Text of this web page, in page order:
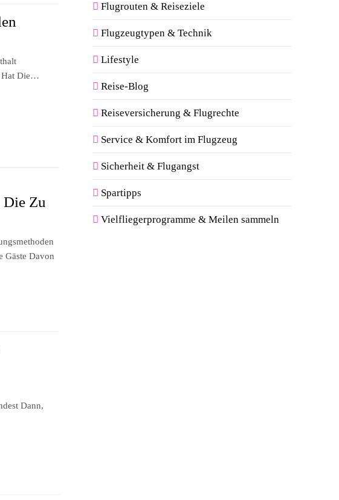
Hat Die…
Die Zu
Gäste Davon
Dann,
Flugrouten & Reiseziele
Flugzeugtypen & Technik
Lifestyle
Reise-Blog
Reiseversicherung & Flugrechte
Service & Komfort im Flugzeug
Sicherheit & Flugangst
Spartipps
Vielfliegerprogramme & Meilen sammeln